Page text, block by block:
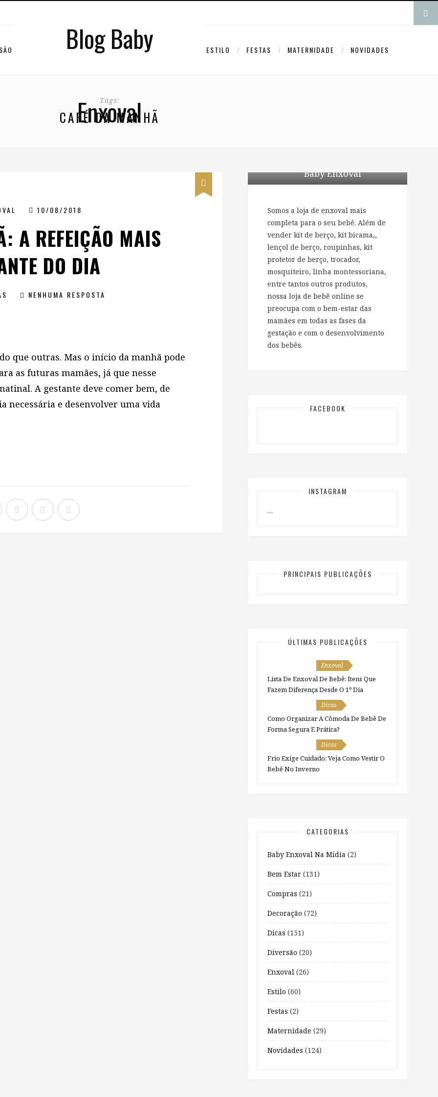
Blog Baby
Enxoval
ESTILO FESTAS MATERNIDADE NOVIDADES
Tags:
CAFÉ DA MANHÃ
10/08/2018
A REFEIÇÃO MAIS
DO DIA
NENHUMA RESPOSTA
que outras. Mas o início da manhã pode
as futuras mamães, já que nesse
A gestante deve comer bem, de
necessária e desenvolver uma vida
Baby Enxoval
Somos a loja de enxoval mais
completa para o seu bebê. Além de
vender kit de berço, kit bicama,,
lençol de berço, roupinhas, kit
protetor de berço, trocador,
mosquiteiro, linha montessoriana,
entre tantos outros produtos,
nossa loja de bebê online se
preocupa com o bem-estar das
mamães em todas as fases da
gestação e com o desenvolvimento
dos bebês.
FACEBOOK
INSTAGRAM
…
PRINCIPAIS PUBLICAÇÕES
ÚLTIMAS PUBLICAÇÕES
Enxoval
Lista De Enxoval De Bebê: Itens Que
Fazem Diferença Desde O 1º Dia
Dicas
Como Organizar A Cômoda De Bebê De
Forma Segura E Prática?
Dicas
Frio Exige Cuidado: Veja Como Vestir O
Bebê No Inverno
CATEGORIAS
Baby Enxoval Na Mídia (2)
Bem Estar (131)
Compras (21)
Decoração (72)
Dicas (151)
Diversão (20)
Enxoval (26)
Estilo (60)
Festas (2)
Maternidade (29)
Novidades (124)